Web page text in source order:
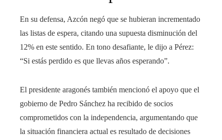
En su defensa, Azcón negó que se hubieran incrementado
las listas de espera, citando una supuesta disminución del
12% en este sentido. En tono desafiante, le dijo a Pérez:
“Si estás perdido es que llevas años esperando”.
El presidente aragonés también mencionó el apoyo que el
gobierno de Pedro Sánchez ha recibido de socios
comprometidos con la independencia, argumentando que
la situación financiera actual es resultado de decisiones